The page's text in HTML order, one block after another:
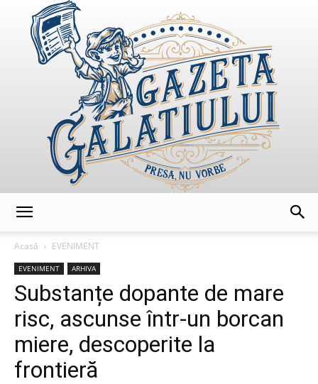
Acasă
EVENIMENT
EVENIMENT ARHIVA
Substanțe dopante de mare
risc, ascunse într-un borcan
miere, descoperite la
frontieră